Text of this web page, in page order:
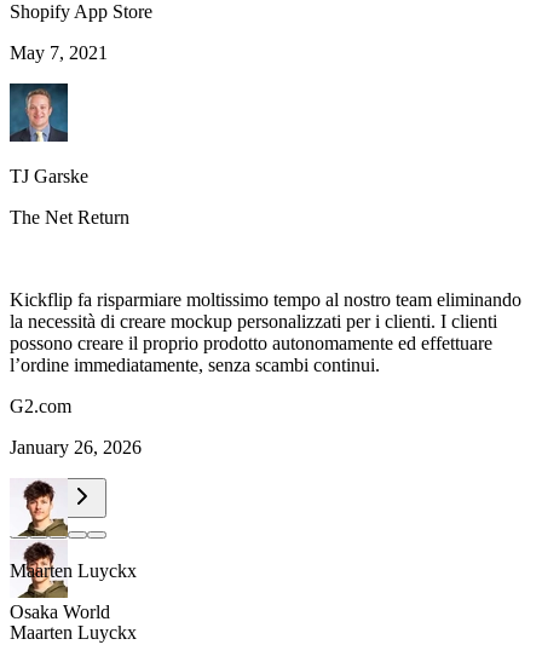
Shopify App Store
May 7, 2021
TJ Garske
The Net Return
Kickflip fa risparmiare moltissimo tempo al nostro team eliminando
la necessità di creare mockup personalizzati per i clienti. I clienti
possono creare il proprio prodotto autonomamente ed effettuare
l’ordine immediatamente, senza scambi continui.
G2.com
January 26, 2026
Maarten Luyckx
Osaka World
Maarten Luyckx